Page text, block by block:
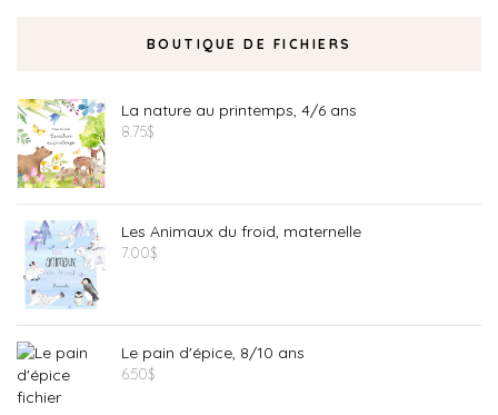
BOUTIQUE DE FICHIERS
La nature au printemps, 4/6 ans
8.75$
Les Animaux du froid, maternelle
7.00$
Le pain d'épice, 8/10 ans
6.50$